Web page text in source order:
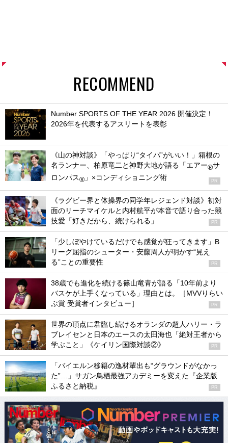
RECOMMEND
Number SPORTS OF THE YEAR 2026 開催決定！
2026年を代表するアスリートを表彰
《山の神対談》「やっぱり“タイパ”がいい！」箱根の
名ランナー、柏原竜二と神野大地が語る「エアー®サ
ロンパス® 」×コンディショニング術 PR
《ラグビー界と体操界の同学年レジェンド対談》初対
面のリーチマイケルと内村航平が本音で語り合った競
技愛「好きだから、続けられる」
PR
「少しぼやけているだけでも感覚が狂ってきます」B
リーグ屈指のシューター・安藤周人が明かす“見え
る”ことの重要性
PR
38歳でも進化を続ける篠山竜青が語る「10年前より
バスケが上手くなっている」理由とは。［MVVりらい
ぶ賞 受賞者インタビュー］
PR
世界の頂点に君臨し続けるオランダの超人ハリー・ラ
ブレイセンと日本のエースの太田海也「絶対王者から
学ぶこと」《ケイリン国際対談②》
PR
「バイエルン移籍の逸材輩出も“グラウンドがなかっ
た”…」サガン鳥栖最強アカデミーを変えた『企業版
ふるさと納税』
PR